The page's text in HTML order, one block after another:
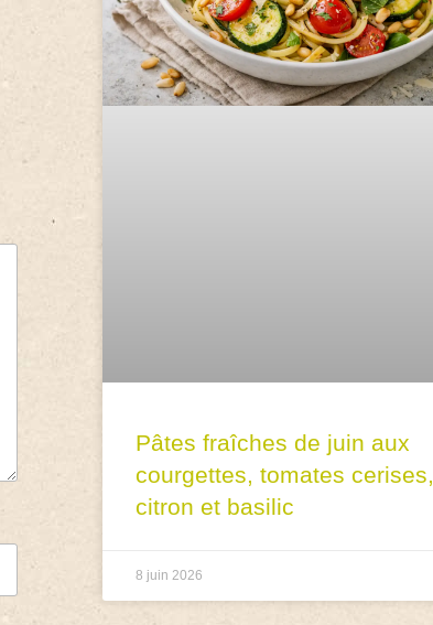
Pâtes fraîches de juin aux
courgettes, tomates cerises,
citron et basilic
8 juin 2026